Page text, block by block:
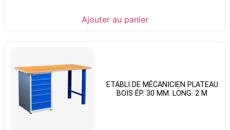
Ajouter au panier
ETABLI DE MÉCANICIEN PLATEAU
BOIS ÉP. 30 MM. LONG. 2 M